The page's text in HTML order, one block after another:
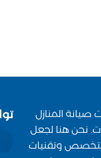
صيانة المنازل
نحن هنا لجعل
متخصص وتقنيات